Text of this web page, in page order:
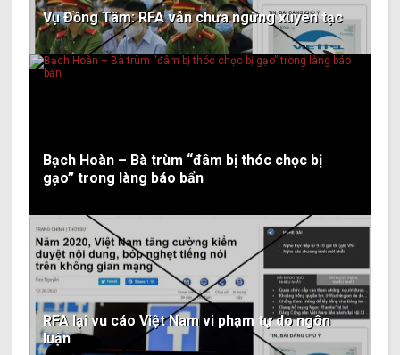
Vụ Đồng Tâm: RFA vẫn chưa ngừng xuyên tạc
Bạch Hoàn – Bà trùm “đâm bị thóc chọc bị
gạo” trong làng báo bẩn
RFA lại vu cáo Việt Nam vi phạm tự do ngôn
luận